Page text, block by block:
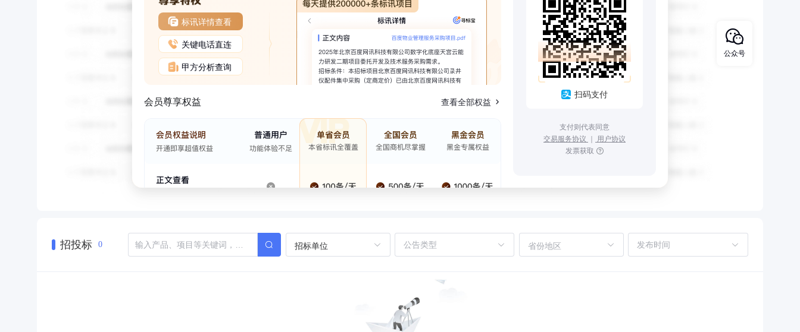
标讯详情查看
关键电话直连
甲方分析查询
会员尊享权益 查看全部权益
扫码支付
支付则代表同意
交易服务协议 ｜ 用户协议
发票获取
招投标 0 招标单位 省份地区
公众号